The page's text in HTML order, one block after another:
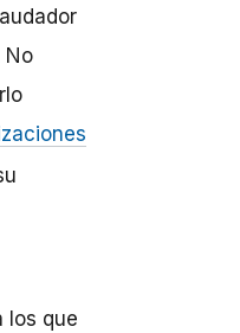
No
los que